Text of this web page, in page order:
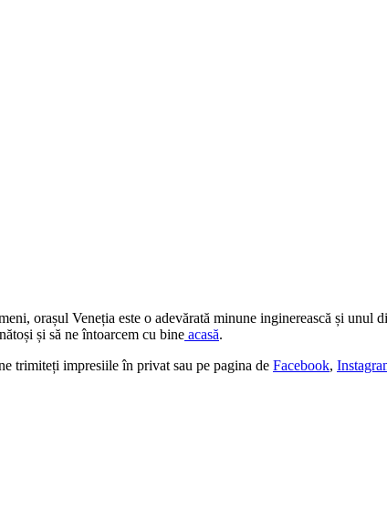
orașul Veneția este o adevărată minune inginerească și
și să ne întoarcem cu bine acasă.
trimiteți impresiile în privat sau pe pagina de Facebook,